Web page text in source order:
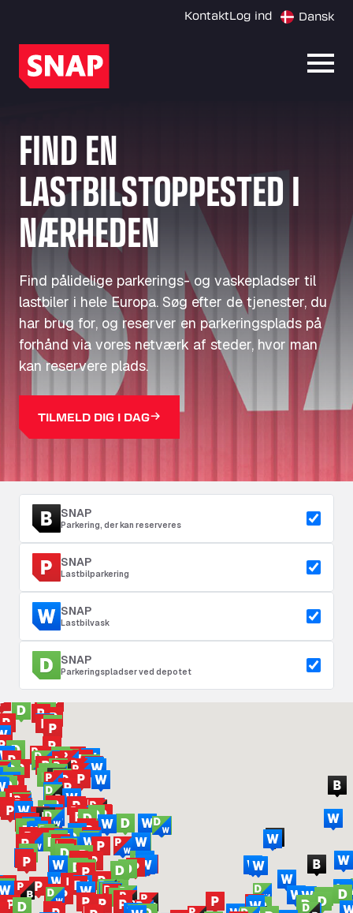
KontaktLog ind Dansk
FIND EN
LASTBILSTOPPESTED I
NÆRHEDEN
Find pålidelige parkerings- og vaskepladser til
lastbiler i hele Europa. Søg efter de tjenester, du
har brug for, og reserver en parkeringsplads på
forhånd via vores netværk af steder, hvor man
kan reservere plads.
TILMELD DIG I DAG
SNAP
Parkering, der kan reserveres
SNAP
Lastbilparkering
SNAP
Lastbilvask
SNAP
Parkeringspladser ved depotet